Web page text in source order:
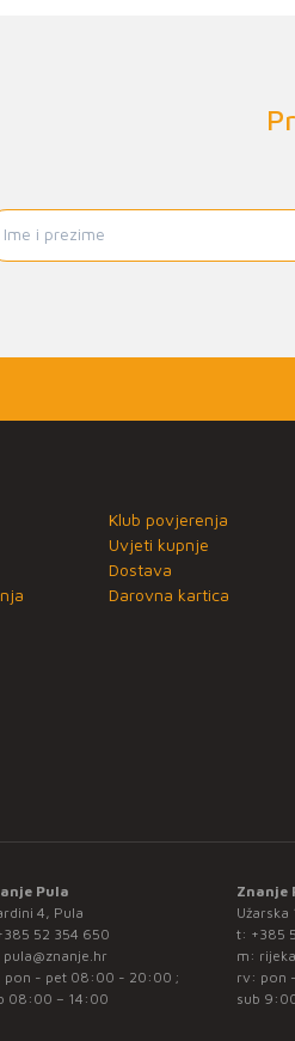
Klub povjerenja
Uvjeti kupnje
Dostava
Darovna kartica
Pula
4, Pula
52 354 650
pula@znanje.hr
pon - pet 08:00 - 20:00 ;
08:00 – 14:00
Znanje
Užarska
t: +385
m:
rv: pon
sub